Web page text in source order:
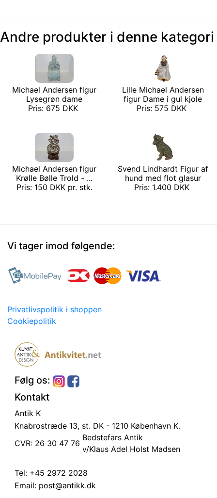
Andre produkter i denne kategori
Michael Andersen figur
Lysegrøn dame
Pris: 675 DKK
Lille Michael Andersen
figur Dame i gul kjole
Pris: 575 DKK
Michael Andersen figur
Krølle Bølle Trold - ...
Pris: 150 DKK pr. stk.
Svend Lindhardt Figur af
hund med flot glasur
Pris: 1.400 DKK
Vi tager imod følgende:
Privatlivspolitik i shoppen
Cookiepolitik
Følg os:
Kontakt
Antik K
Knabrostræde 13, st. DK - 1210 København K.
CVR: 26 30 47 76
Bedstefars Antik
v/Klaus Adel Holst Madsen
Tel: +45 2972 2028
Email: post@antikk.dk